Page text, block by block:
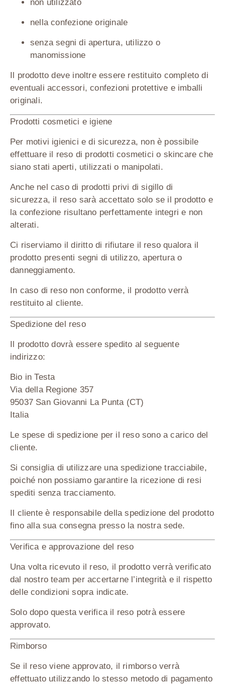
non utilizzato
nella confezione originale
senza segni di apertura, utilizzo o
manomissione
Il prodotto deve inoltre essere restituito completo di
eventuali accessori, confezioni protettive e imballi
originali.
Prodotti cosmetici e igiene
Per motivi igienici e di sicurezza, non è possibile
effettuare il reso di prodotti cosmetici o skincare che
siano stati aperti, utilizzati o manipolati.
Anche nel caso di prodotti privi di sigillo di
sicurezza, il reso sarà accettato solo se il prodotto e
la confezione risultano perfettamente integri e non
alterati.
Ci riserviamo il diritto di rifiutare il reso qualora il
prodotto presenti segni di utilizzo, apertura o
danneggiamento.
In caso di reso non conforme, il prodotto verrà
restituito al cliente.
Spedizione del reso
Il prodotto dovrà essere spedito al seguente
indirizzo:
Bio in Testa
Via della Regione 357
95037 San Giovanni La Punta (CT)
Italia
Le spese di spedizione per il reso sono a carico del
cliente.
Si consiglia di utilizzare una spedizionetracciabile,
poiché non possiamo garantire la ricezione di resi
spediti senza tracciamento.
Il cliente è responsabile della spedizione del prodotto
fino alla sua consegna presso la nostra sede.
Verifica e approvazione del reso
Una volta ricevuto il reso, il prodotto verrà verificato
dal nostro team per accertarne l’integrità e il rispetto
delle condizioni sopra indicate.
Solo dopo questa verifica il reso potrà essere
approvato.
Rimborso
Se il reso viene approvato, il rimborso verrà
effettuato utilizzando lo stesso metodo di pagamento